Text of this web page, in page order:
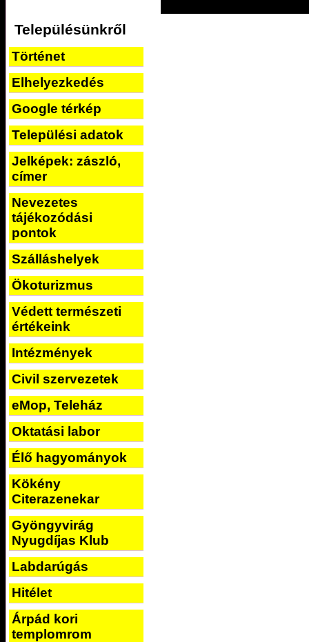
Településünkről
Történet
Elhelyezkedés
Google térkép
Települési adatok
Jelképek: zászló,
címer
Nevezetes
tájékozódási
pontok
Szálláshelyek
Ökoturizmus
Védett természeti
értékeink
Intézmények
Civil szervezetek
eMop, Teleház
Oktatási labor
Élő hagyományok
Kökény
Citerazenekar
Gyöngyvirág
Nyugdíjas Klub
Labdarúgás
Hitélet
Árpád kori
templomrom